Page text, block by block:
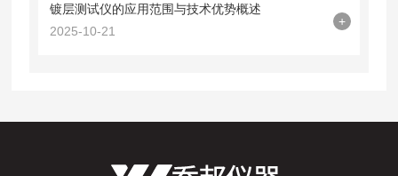
镀层测试仪的应用范围与技术优势概述
2025-10-21
+